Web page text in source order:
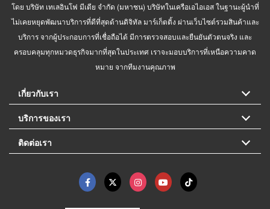
โดย บริษัท เทเลอินโฟ มีเดีย จำกัด (มหาชน) บริษัทในเครือเอไอเอส ในฐานะผู้นำที่
ไม่เคยหยุดพัฒนาบริการที่ดีที่สุดด้านดิจิทัล มาร์เก็ตติ้ง ผ่านเว็บไซต์รวมสินค้าและ
บริการ จากผู้ประกอบการที่เชื่อถือได้ มีการตรวจสอบและยืนยันตัวตนจริง และ
ครอบคลุมทุกหมวดธุรกิจมากที่สุดในประเทศ เราจะมอบบริการที่เหนือความคาด
หมาย จากทีมงานคุณภาพ
เกี่ยวกับเรา
บริการของเรา
ติดต่อเรา